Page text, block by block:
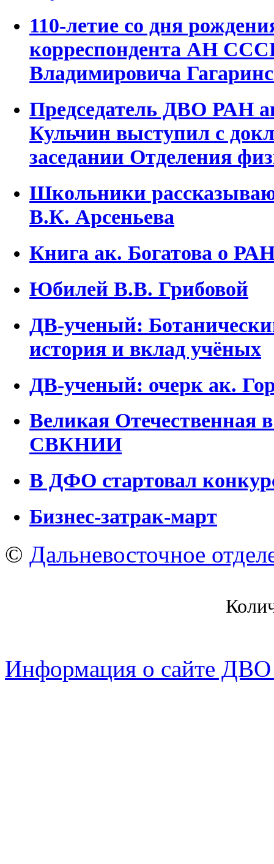
110-летие со дня
корреспондента АН
Владимировича
Председатель ДВО РАН
Кульчин выступил с
заседании Отделения
Школьники
В.К. Арсеньева
Книга ак. Богатова о
Юбилей В.В. Грибовой
ДВ-ученый:
история и вклад учёных
ДВ-ученый: очерк ак.
Великая Отечественная
СВКНИИ
В ДФО стартовал
Бизнес-затрак-март
© Дальневосточное
Информация о сайте